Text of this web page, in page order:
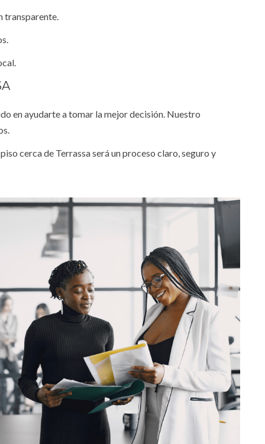
transparente.
en ayudarte a tomar la mejor decisión. Nuestro
cerca de Terrassa será un proceso claro, seguro y